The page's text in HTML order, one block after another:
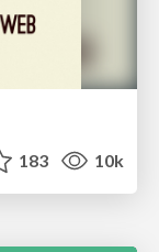
183 10k